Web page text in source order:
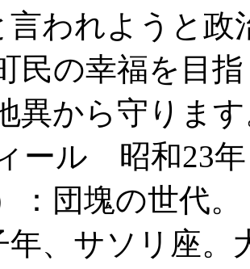
われようと政
民の幸福を目
から守ります
ール 昭和23年
：団塊の世代。
年、サソリ座。